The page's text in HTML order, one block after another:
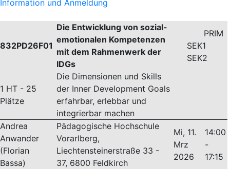
Information und Anmeldung
832PD26F01
Die Entwicklung von sozial-
emotionalen Kompetenzen
mit dem Rahmenwerk der
IDGs
PRIM
SEK1
SEK2
1 HT - 25
Plätze
Die Dimensionen und Skills
der Inner Development Goals
erfahrbar, erlebbar und
integrierbar machen
Andrea
Anwander
(Florian
Bassa)
Pädagogische Hochschule
Vorarlberg,
Liechtensteinerstraße 33 -
37, 6800 Feldkirch
Mi, 11.
Mrz
2026
14:00
-
17:15